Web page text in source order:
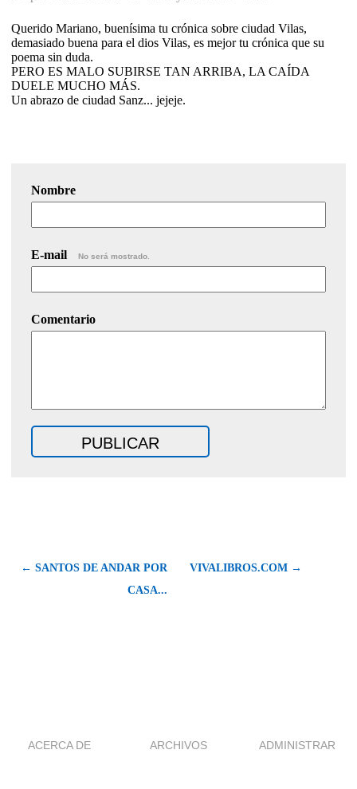
Querido Mariano, buenísima tu crónica sobre ciudad Vilas,
demasiado buena para el dios Vilas, es mejor tu crónica que su
poema sin duda.
PERO ES MALO SUBIRSE TAN ARRIBA, LA CAÍDA
DUELE MUCHO MÁS.
Un abrazo de ciudad Sanz... jejeje.
Nombre
E-mail No será mostrado.
Comentario
← SANTOS DE ANDAR POR
CASA...
VIVALIBROS.COM →
ACERCA DE ARCHIVOS ADMINISTRAR